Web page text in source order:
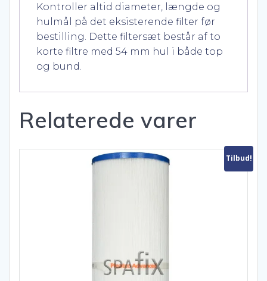
Kontroller altid diameter, længde og
hulmål på det eksisterende filter før
bestilling. Dette filtersæt består af to
korte filtre med 54 mm hul i både top
og bund.
Relaterede varer
Tilbud!